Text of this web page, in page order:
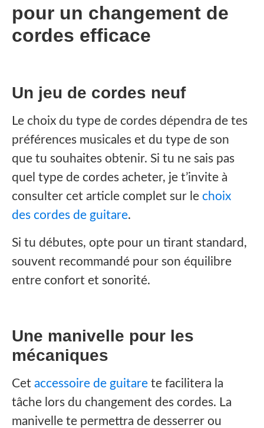
pour un changement de
cordes efficace
Un jeu de cordes neuf
Le choix du type de cordes dépendra de tes
préférences musicales et du type de son
que tu souhaites obtenir. Si tu ne sais pas
quel type de cordes acheter, je t’invite à
consulter cet article complet sur le choix
des cordes de guitare.
‍Si tu débutes, opte pour un tirant standard,
souvent recommandé pour son équilibre
entre confort et sonorité.
Une manivelle pour les
mécaniques
Cet accessoire de guitare te facilitera la
tâche lors du changement des cordes. La
manivelle te permettra de desserrer ou